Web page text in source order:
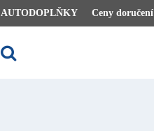
AUTODOPLŇKY Ceny doručení